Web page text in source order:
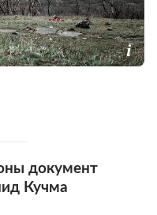
документ
Кучма